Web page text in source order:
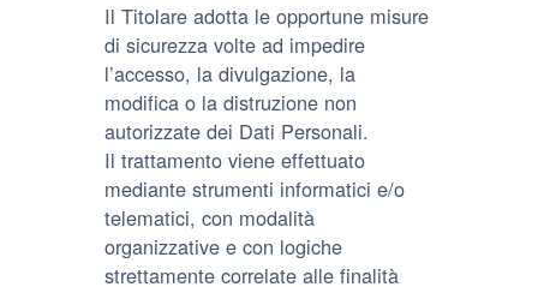
Il Titolare adotta le opportune misure
di sicurezza volte ad impedire
l’accesso, la divulgazione, la
modifica o la distruzione non
autorizzate dei Dati Personali.
Il trattamento viene effettuato
mediante strumenti informatici e/o
telematici, con modalità
organizzative e con logiche
strettamente correlate alle finalità